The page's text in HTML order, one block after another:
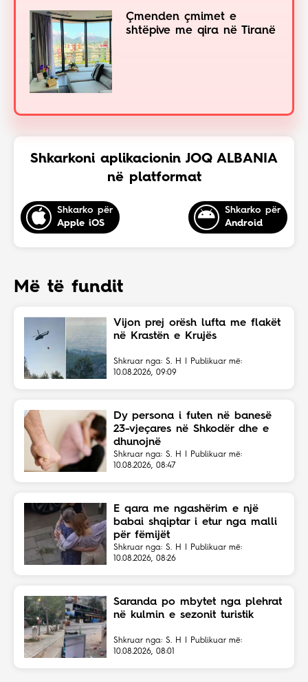
Çmenden çmimet e
shtëpive me qira në Tiranë
Shkarkoni aplikacionin JOQ ALBANIA
në platformat
Shkarko për
Apple iOS
Shkarko për
Android
Më të fundit
Vijon prej orësh lufta me flakët
në Krastën e Krujës
Shkruar nga: S. H | Publikuar më:
10.08.2026, 09:09
Dy persona i futen në banesë
23-vjeçares në Shkodër dhe e
dhunojnë
Shkruar nga: S. H | Publikuar më:
10.08.2026, 08:47
E qara me ngashërim e një
babai shqiptar i etur nga malli
për fëmijët
Shkruar nga: S. H | Publikuar më:
10.08.2026, 08:26
Saranda po mbytet nga plehrat
në kulmin e sezonit turistik
Shkruar nga: S. H | Publikuar më:
10.08.2026, 08:01